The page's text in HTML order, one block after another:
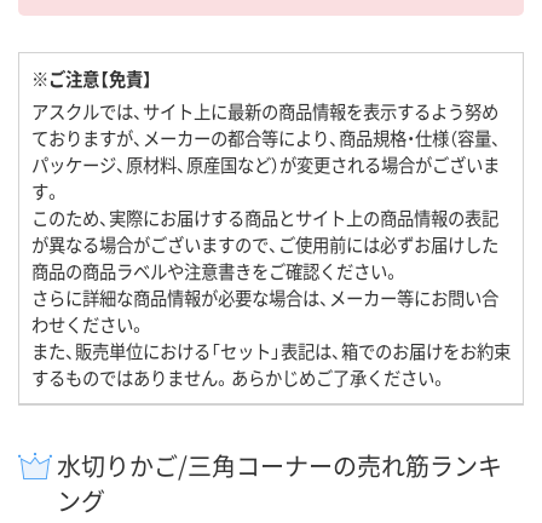
※ご注意【免責】
アスクルでは、サイト上に最新の商品情報を表示するよう努め
ておりますが、メーカーの都合等により、商品規格・仕様（容量、
パッケージ、原材料、原産国など）が変更される場合がございま
す。
このため、実際にお届けする商品とサイト上の商品情報の表記
が異なる場合がございますので、ご使用前には必ずお届けした
商品の商品ラベルや注意書きをご確認ください。
さらに詳細な商品情報が必要な場合は、メーカー等にお問い合
わせください。
また、販売単位における「セット」表記は、箱でのお届けをお約束
するものではありません。あらかじめご了承ください。
水切りかご/三角コーナーの売れ筋ランキ
ング